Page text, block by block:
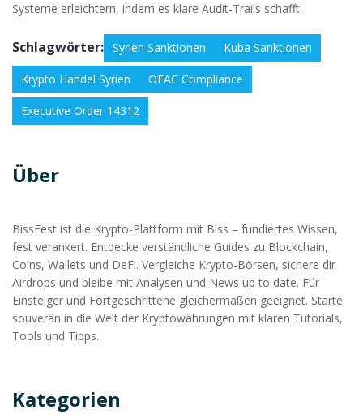
Systeme erleichtern, indem es klare Audit-Trails schafft.
Schlagwörter: Syrien Sanktionen Kuba Sanktionen
Krypto Handel Syrien OFAC Compliance
Executive Order 14312
Über
BissFest ist die Krypto-Plattform mit Biss – fundiertes Wissen,
fest verankert. Entdecke verständliche Guides zu Blockchain,
Coins, Wallets und DeFi. Vergleiche Krypto-Börsen, sichere dir
Airdrops und bleibe mit Analysen und News up to date. Für
Einsteiger und Fortgeschrittene gleichermaßen geeignet. Starte
souverän in die Welt der Kryptowährungen mit klaren Tutorials,
Tools und Tipps.
Kategorien